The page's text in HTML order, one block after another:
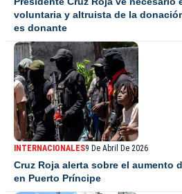
voluntaria y altruista de la
es donante
INTERNACIONALES9 De Abril De 2026
Cruz Roja alerta sobre el aumento
en Puerto Príncipe